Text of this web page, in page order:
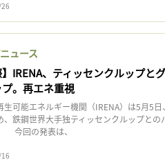
ュース
】IRENA、ティッセンクルップと
。再エネ重視
可能エネルギー機関（IRENA）は5月5
、鉄鋼世界大手独ティッセンクルップと
今回の発表は、